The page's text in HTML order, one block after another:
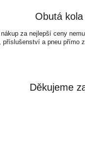
Obutá
za nejlepší ceny
a pneu přímo z
Děkujeme